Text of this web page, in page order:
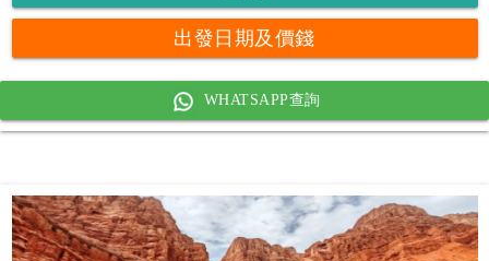
出發日期及價錢
WHATSAPP查詢